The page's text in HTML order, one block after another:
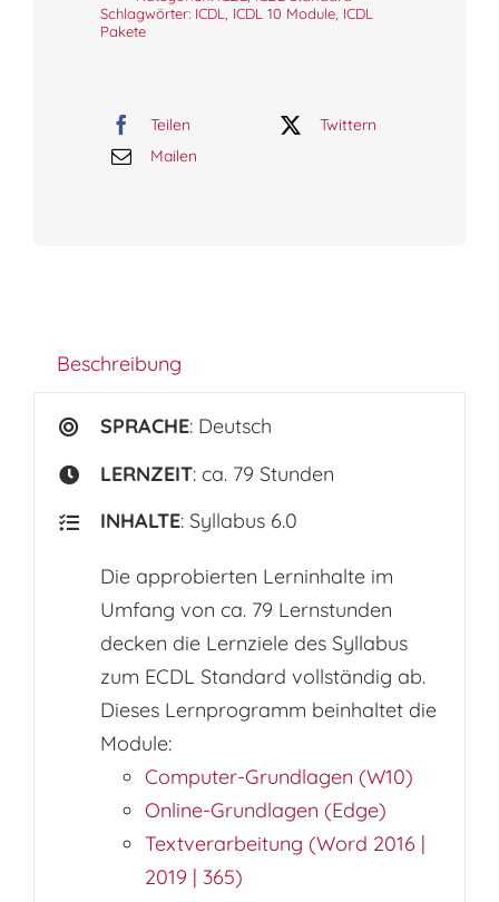
365
Kurs)
Menge
Schlagwörter: ICDL ICDL 10 Module, ICDL
Pakete
Teilen
Twittern
Mailen
Beschreibung
SPRACHE: Deutsch
LERNZEIT: ca. 79 Stunden
INHALTE: Syllabus 6.0
Die approbierten Lerninhalte im
Umfang von ca. 79 Lernstunden
decken die Lernziele des Syllabus
zum ECDL Standard vollständig ab.
Dieses Lernprogramm beinhaltet die
Module:
Computer-Grundlagen (W10)
Online-Grundlagen (Edge)
Textverarbeitung (Word 2016 |
2019 | 365)